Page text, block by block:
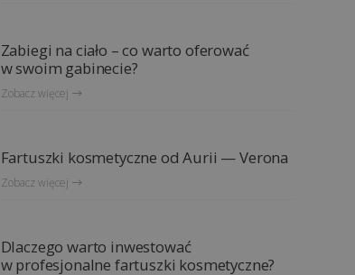
Zabiegi na ciało – co warto oferować
w swoim gabinecie?
Zobacz więcej
Fartuszki kosmetyczne od Aurii — Verona
Zobacz więcej
Dlaczego warto inwestować
w profesjonalne fartuszki kosmetyczne?